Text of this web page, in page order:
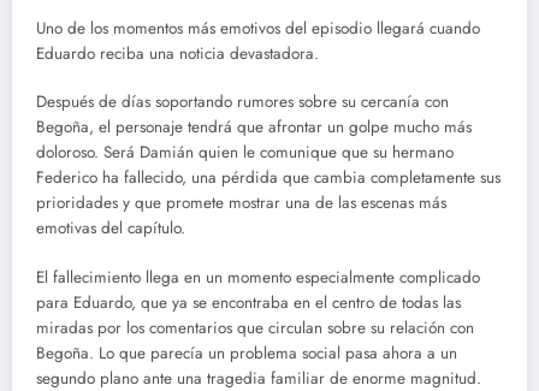
Uno de los momentos más emotivos del episodio llegará cuando
Eduardo reciba una noticia devastadora.
Después de días soportando rumores sobre su cercanía con
Begoña, el personaje tendrá que afrontar un golpe mucho más
doloroso. Será Damián quien le comunique que su hermano
Federico ha fallecido, una pérdida que cambia completamente sus
prioridades y que promete mostrar una de las escenas más
emotivas del capítulo.
El fallecimiento llega en un momento especialmente complicado
para Eduardo, que ya se encontraba en el centro de todas las
miradas por los comentarios que circulan sobre su relación con
Begoña. Lo que parecía un problema social pasa ahora a un
segundo plano ante una tragedia familiar de enorme magnitud.